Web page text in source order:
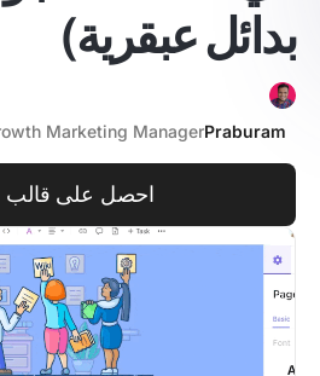
بدائل عبقرية)
Praburam
Marketing Manager
احصل على قالب